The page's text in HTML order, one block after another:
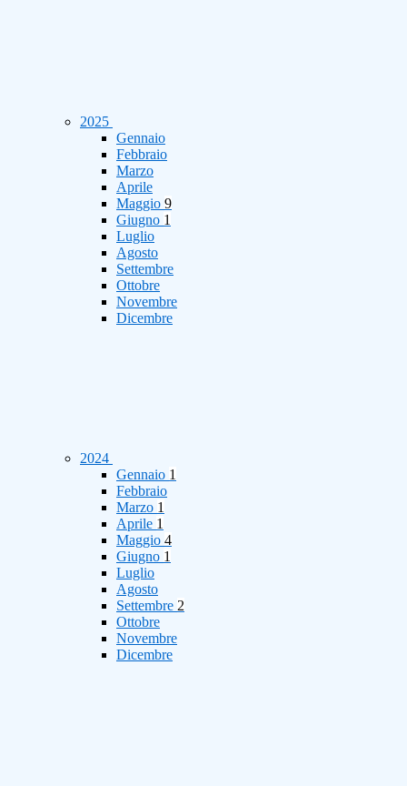
2025
Gennaio
Febbraio
Marzo
Aprile
Maggio 9
Giugno 1
Luglio
Agosto
Settembre
Ottobre
Novembre
Dicembre
2024
Gennaio 1
Febbraio
Marzo 1
Aprile 1
Maggio 4
Giugno 1
Luglio
Agosto
Settembre 2
Ottobre
Novembre
Dicembre